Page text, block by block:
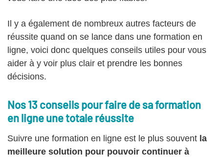
Il y a également de nombreux autres facteurs de
réussite quand on se lance dans une formation en
ligne, voici donc quelques conseils utiles pour vous
aider à y voir plus clair et prendre les bonnes
décisions.
Nos 13 conseils pour faire de sa formation
en ligne une totale réussite
Suivre une formation en ligne est le plus souvent la
meilleure solution pour pouvoir continuer à